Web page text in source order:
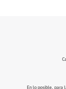
En lo posible, para